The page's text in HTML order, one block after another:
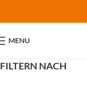
MENU
FILTERN NACH